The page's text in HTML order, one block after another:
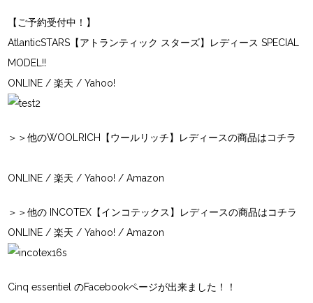
【ご予約受付中！】
AtlanticSTARS【アトランティック スターズ】レディース SPECIAL
MODEL!!
ONLINE /楽天 /Yahoo!
＞＞他のWOOLRICH【ウールリッチ】 レディースの商品はコチラ
ONLINE / 楽天 / Yahoo! /Amazon
＞＞他の INCOTEX【インコテックス】レディースの商品はコチラ
ONLINE /楽天 /Yahoo! /Amazon
Cinq essentiel のFacebookページが出来ました！！